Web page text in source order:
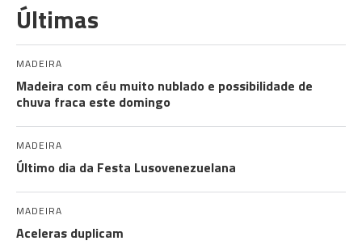
Últimas
MADEIRA
Madeira com céu muito nublado e possibilidade de
chuva fraca este domingo
MADEIRA
Último dia da Festa Lusovenezuelana
MADEIRA
Aceleras duplicam